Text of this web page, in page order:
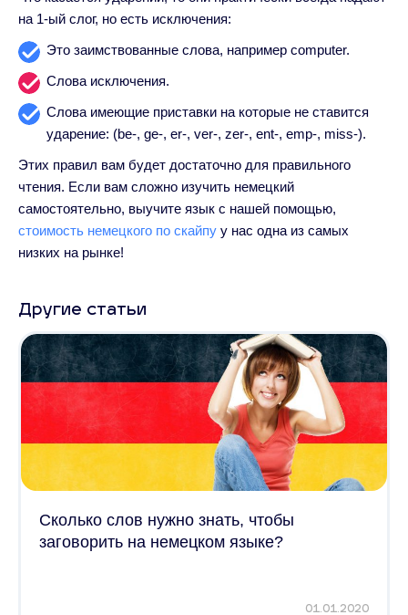
на 1-ый слог, но есть исключения:
Это заимствованные слова, например computer.
Слова исключения.
Слова имеющие приставки на которые не ставится
ударение: (be-, ge-, er-, ver-, zer-, ent-, emp-, miss-).
Этих правил вам будет достаточно для правильного
чтения. Если вам сложно изучить немецкий
самостоятельно, выучите язык с нашей помощью,
стоимость немецкого по скайпу у нас одна из самых
низких на рынке!
Другие статьи
Сколько слов нужно знать, чтобы
заговорить на немецком языке?
01.01.2020